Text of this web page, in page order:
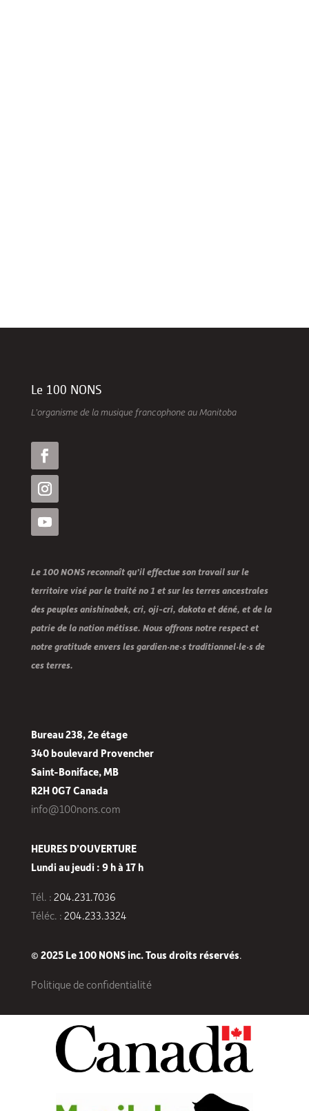
Le 100 NONS
L’organisme de la musique francophone au Manitoba
Le 100 NONS reconnaît qu’il effectue son travail sur le
territoire visé par le traité no 1 et sur les terres ancestrales
des peuples anishinabek, cri, oji-cri, dakota et déné, et de la
patrie de la nation métisse. Nous offrons notre respect et
notre gratitude envers les gardien·ne·s traditionnel·le·s de
ces terres.
Bureau 238, 2e étage
340 boulevard Provencher
Saint-Boniface, MB
R2H 0G7 Canada
info@100nons.com
HEURES D’OUVERTURE
Lundi au jeudi : 9 h à 17 h
Tél. : 204.231.7036
Téléc. : 204.233.3324
© 2025 Le 100 NONS inc. Tous droits réservés.
Politique de confidentialité